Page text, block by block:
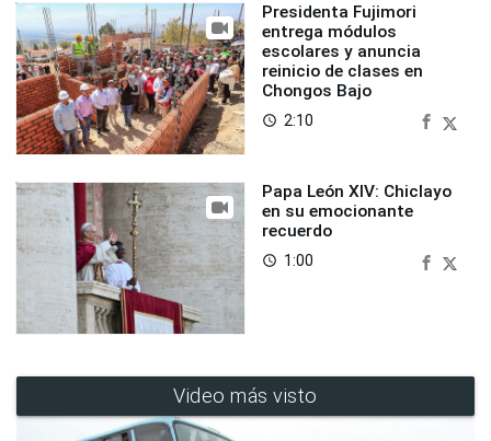
Presidenta Fujimori
entrega módulos
escolares y anuncia
reinicio de clases en
Chongos Bajo
access_time 2:10
Papa León XIV: Chiclayo
en su emocionante
recuerdo
access_time 1:00
Video más visto